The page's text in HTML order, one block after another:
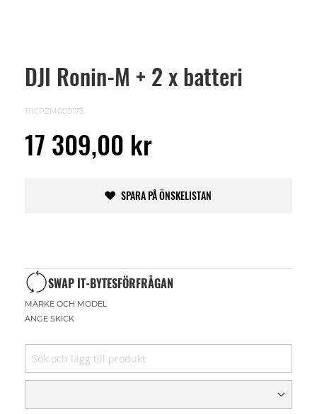
DJI Ronin-M + 2 x batteri
111CPZM000173
17 309,00 kr
SPARA PÅ ÖNSKELISTAN
SWAP IT-BYTESFÖRFRÅGAN
MÄRKE OCH MODEL
ANGE SKICK
Skip
images
gallery